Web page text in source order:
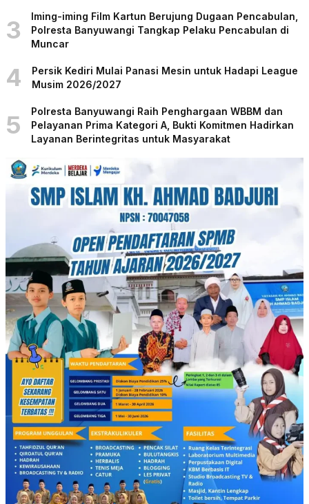
3
Iming-iming Film Kartun Berujung Dugaan Pencabulan,
Polresta Banyuwangi Tangkap Pelaku Pencabulan di
Muncar
4
Persik Kediri Mulai Panasi Mesin untuk Hadapi League
Musim 2026/2027
5
Polresta Banyuwangi Raih Penghargaan WBBM dan
Pelayanan Prima Kategori A, Bukti Komitmen Hadirkan
Layanan Berintegritas untuk Masyarakat